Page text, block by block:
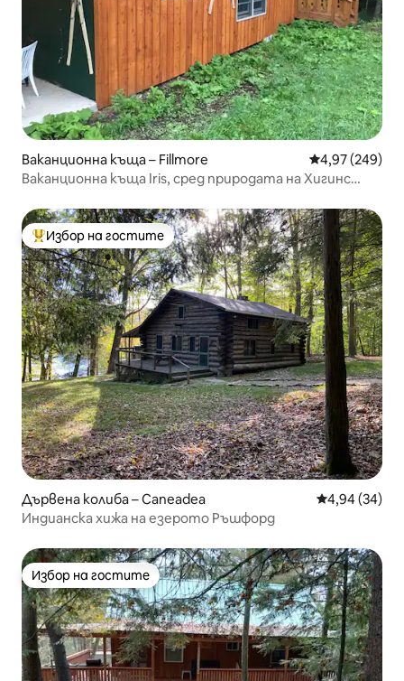
Ваканционна къща – Fillmore Средна
4,97 (249)
Ваканционна къща Iris, сред природата на Хигинс
Най-популярен избор на гостите
Избор на гостите
Дървена колиба – Caneadea Средна
4,94 (34)
Индианска хижа на езерото Ръшфорд
Избор на гостите
Избор на гостите